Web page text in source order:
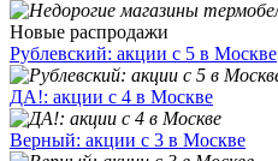
Новые распродажи
Рублевский: акции с 5 в Москве
ДА!: акции с 4 в Москве
Верный: акции с 3 в Москве